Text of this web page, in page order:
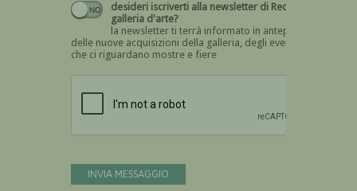
desideri iscriverti alla newsletter di Recta
galleria d'arte?
la newsletter ti terrà informato in anteprima
delle nuove acquisizioni della galleria, degli eventi
che ci riguardano mostre e fiere
INVIA MESSAGGIO